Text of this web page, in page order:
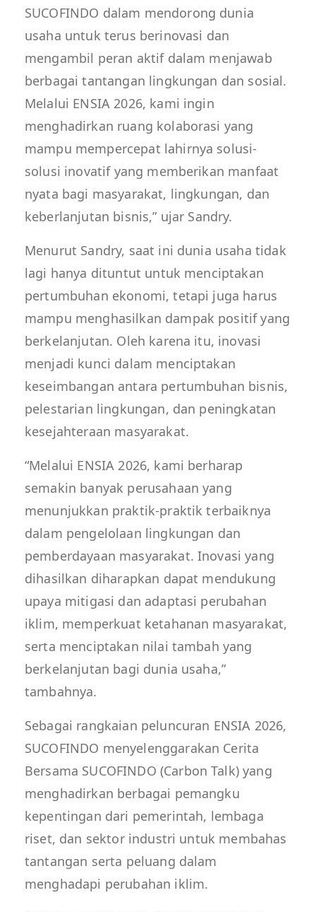
SUCOFINDO dalam mendorong dunia
usaha untuk terus berinovasi dan
mengambil peran aktif dalam menjawab
berbagai tantangan lingkungan dan sosial.
Melalui ENSIA 2026, kami ingin
menghadirkan ruang kolaborasi yang
mampu mempercepat lahirnya solusi-
solusi inovatif yang memberikan manfaat
nyata bagi masyarakat, lingkungan, dan
keberlanjutan bisnis,” ujar Sandry.
Menurut Sandry, saat ini dunia usaha tidak
lagi hanya dituntut untuk menciptakan
pertumbuhan ekonomi, tetapi juga harus
mampu menghasilkan dampak positif yang
berkelanjutan. Oleh karena itu, inovasi
menjadi kunci dalam menciptakan
keseimbangan antara pertumbuhan bisnis,
pelestarian lingkungan, dan peningkatan
kesejahteraan masyarakat.
“Melalui ENSIA 2026, kami berharap
semakin banyak perusahaan yang
menunjukkan praktik-praktik terbaiknya
dalam pengelolaan lingkungan dan
pemberdayaan masyarakat. Inovasi yang
dihasilkan diharapkan dapat mendukung
upaya mitigasi dan adaptasi perubahan
iklim, memperkuat ketahanan masyarakat,
serta menciptakan nilai tambah yang
berkelanjutan bagi dunia usaha,”
tambahnya.
Sebagai rangkaian peluncuran ENSIA 2026,
SUCOFINDO menyelenggarakan Cerita
Bersama SUCOFINDO (Carbon Talk) yang
menghadirkan berbagai pemangku
kepentingan dari pemerintah, lembaga
riset, dan sektor industri untuk membahas
tantangan serta peluang dalam
menghadapi perubahan iklim.